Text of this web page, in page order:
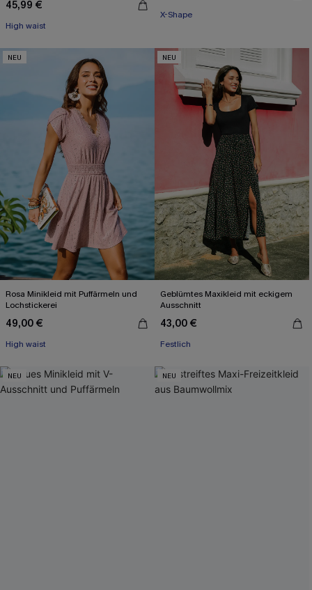
45,99 €
High waist
X-Shape
NEU
Rosa Minikleid mit Puffärmeln und
Lochstickerei
49,00 €
High waist
NEU
Geblümtes Maxikleid mit eckigem
Ausschnitt
43,00 €
Festlich
NEU NEU